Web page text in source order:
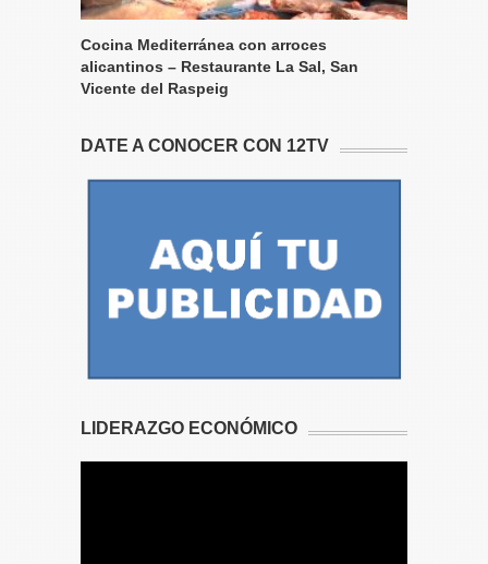
Cocina Mediterránea con arroces
alicantinos – Restaurante La Sal, San
Vicente del Raspeig
DATE A CONOCER CON 12TV
LIDERAZGO ECONÓMICO